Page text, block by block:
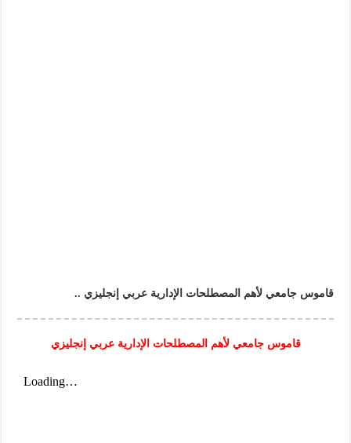
قاموس جامعي لأهم المصطلحات الإدارية عربي إنجليزي ..
قاموس جامعي لأهم المصطلحات الإدارية عربي إنجليزي